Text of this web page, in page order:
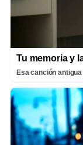
Tu memoria y
Esa canción